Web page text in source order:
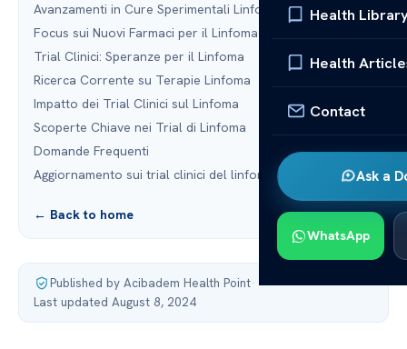
Health
Health
Contact
Ask a
WhatsApp
Avanzamenti in Cure Sperimentali Linfoma
Focus sui Nuovi Farmaci per il Linfoma
Trial Clinici: Speranze per il Linfoma
Ricerca Corrente su Terapie Linfoma
Impatto dei Trial Clinici sul Linfoma
Scoperte Chiave nei Trial di Linfoma
Domande Frequenti
Aggiornamento sui trial clinici del linfoma
← Back to home
Published by Acibadem Health Point·
Last updated August 8, 2024